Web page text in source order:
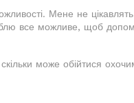
Мене не
все можливе, щоб
може обійтися